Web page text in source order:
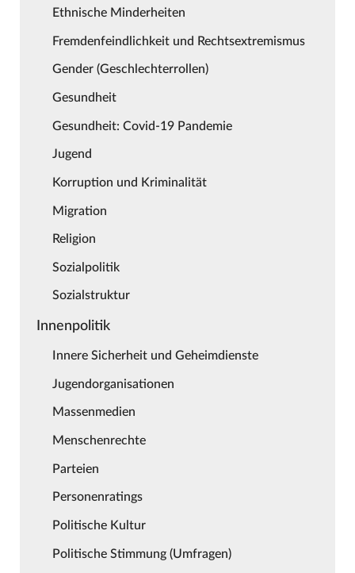
Ethnische Minderheiten
Fremdenfeindlichkeit und Rechtsextremismus
Gender (Geschlechterrollen)
Gesundheit
Gesundheit: Covid-19 Pandemie
Jugend
Korruption und Kriminalität
Migration
Religion
Sozialpolitik
Sozialstruktur
Innenpolitik
Innere Sicherheit und Geheimdienste
Jugendorganisationen
Massenmedien
Menschenrechte
Parteien
Personenratings
Politische Kultur
Politische Stimmung (Umfragen)